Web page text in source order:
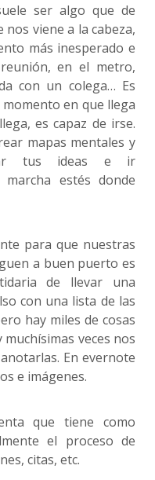
ser algo que de
viene a la cabeza,
más inesperado e
en el metro,
con un colega… Es
en que llega
es capaz de irse.
mapas mentales y
tus ideas e ir
estés donde
para que nuestras
a buen puerto es
de llevar una
con una lista de las
hay miles de cosas
veces nos
En evernote
e imágenes.
que tiene como
el proceso de
citas, etc.